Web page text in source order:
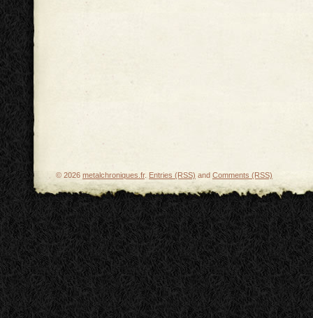
© 2026 metalchroniques.fr. Entries (RSS) and Comments (RSS)